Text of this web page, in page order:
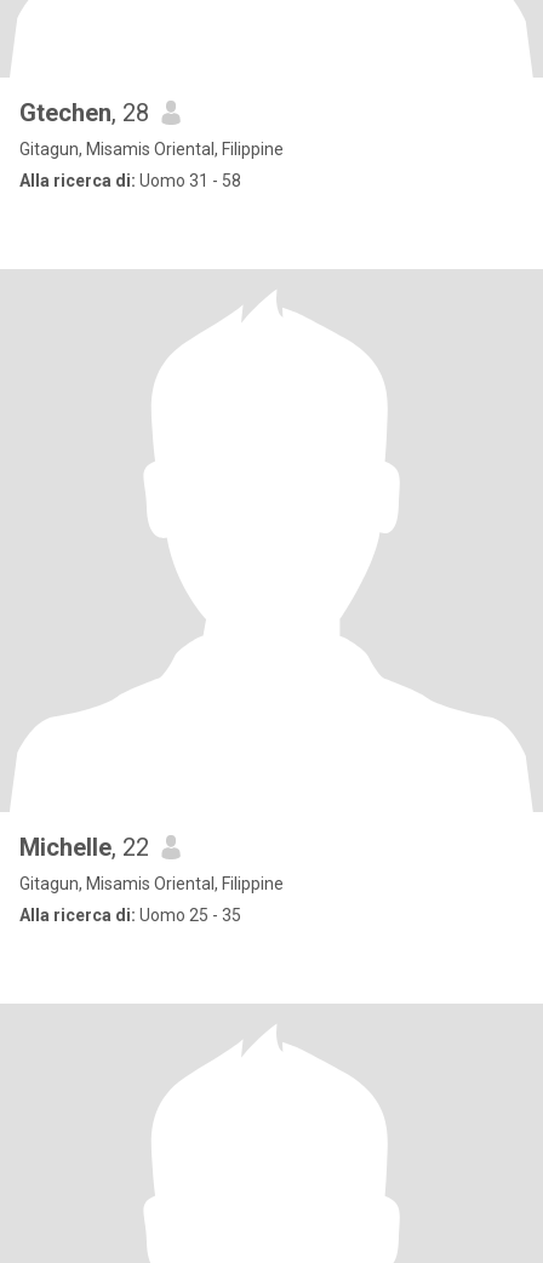
Gtechen, 28
Gitagun, Misamis Oriental, Filippine
Alla ricerca di: Uomo 31 - 58
Michelle, 22
Gitagun, Misamis Oriental, Filippine
Alla ricerca di: Uomo 25 - 35